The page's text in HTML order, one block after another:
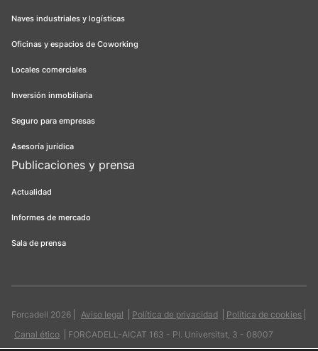
Naves industriales y logísticas
Oficinas y espacios de Coworking
Locales comerciales
Inversión inmobiliaria
Seguro para empresas
Asesoría jurídica
Publicaciones y prensa
Actualidad
Informes de mercado
Sala de prensa
Forcadell 2026 Aviso legal Política de privacidad
Política de cookies
Canal ético
FORCADELL-AICAT 163 - Pl. Universitat, 3 - 08007